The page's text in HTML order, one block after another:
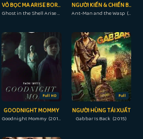
VỎ BỌC MA ARISE BORDER: 3 NƯỚC MẮT MA
Ghost in the Shell Arise - Border 3: Ghost Tears (2014)
NGƯỜI KIẾN & CHIẾN BINH ONG
Ant-Man and the Wasp (2018)
Full HD
GOODNIGHT MOMMY
Goodnight Mommy (2014)
Full
NGƯỜI HÙNG TÁI XUẤT
Gabbar Is Back (2015)